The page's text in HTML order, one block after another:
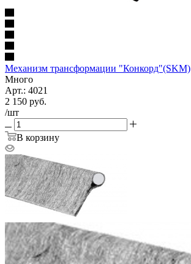
Механизм трансформации "Конкорд"(SKM)
Много
Арт.: 4021
2 150 руб.
/шт
В корзину